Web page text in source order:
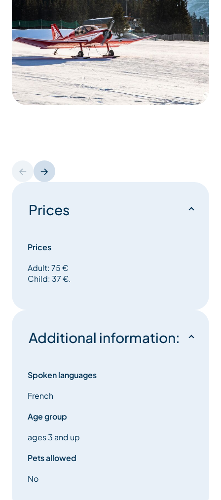
Prices
Prices
Adult: 75 €
Child: 37 €.
Additional information:
Spoken languages
French
Age group
ages 3 and up
Pets allowed
No